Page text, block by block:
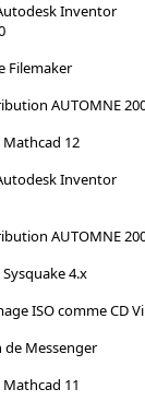
Inventor
Filemaker
AUTOMNE
12
Inventor
AUTOMNE
4.x
ISO comme CD
Messenger
11